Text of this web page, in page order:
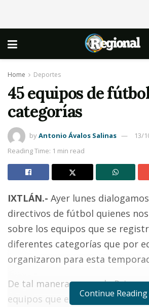
Home Deportes
45 equipos de
categorías
byAntonio Ávalos Salinas
13/
Reading Time: 1 min read
IXTLÁN.- Ayer lunes
directivos de fútbol quienes
sobre los equipos que se
diferentes categorías que por
organizaron para esta
De tal manera que en la
equipos que en algunos casos
Continue Reading